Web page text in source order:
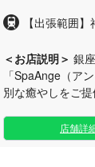
【出張範囲
＜お店説明＞ 銀
「SpaAnge（ア
別な癒やしをご
喧騒から離れ、
グゼクティブの皆様
店舗詳